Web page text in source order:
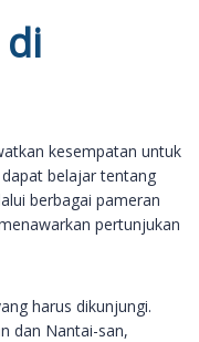
kesempatan untuk
belajar tentang
berbagai pameran
pertunjukan
harus dikunjungi.
dan Nantai-san,